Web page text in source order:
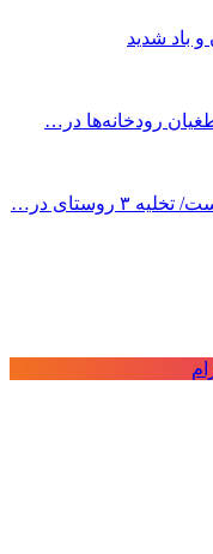
رودخانه‌ها در…